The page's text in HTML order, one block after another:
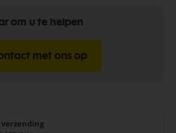
om u te helpen
met ons op